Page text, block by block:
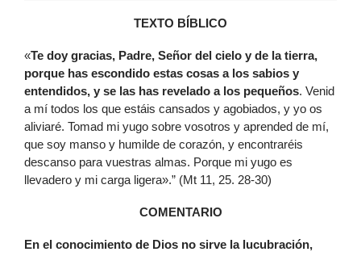
TEXTO BÍBLICO
«Te doy gracias, Padre, Señor del cielo y de la tierra,
porque has escondido estas cosas a los sabios y
entendidos, y se las has revelado a los pequeños. Venid
a mí todos los que estáis cansados y agobiados, y yo os
aliviaré. Tomad mi yugo sobre vosotros y aprended de mí,
que soy manso y humilde de corazón, y encontraréis
descanso para vuestras almas. Porque mi yugo es
llevadero y mi carga ligera».” (Mt 11, 25. 28-30)
COMENTARIO
En el conocimiento de Dios no sirve la lucubración,